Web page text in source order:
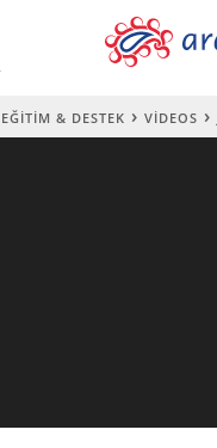
EĞITIM & DESTEK VIDEOS